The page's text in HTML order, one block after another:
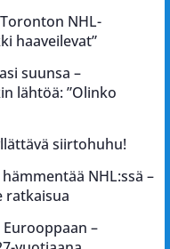
NHL-
haaveilevat”
suunsa –
lähtöä: ”Olinko
siirtohuhu!
NHL:ssä –
ratkaisua
–